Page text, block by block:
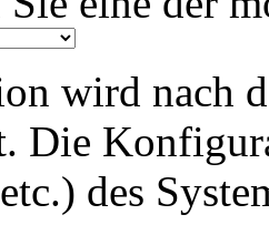
wird nach
Die
des